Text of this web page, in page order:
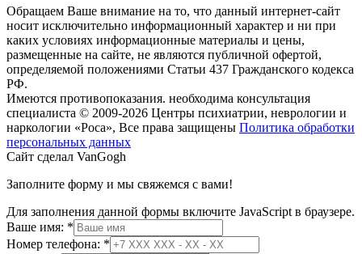
Обращаем Ваше внимание на то, что данный интернет-сайт
носит исключительно информационный характер и ни при
каких условиях информационные материалы и цены,
размещенные на сайте, не являются публичной офертой,
определяемой положениями Статьи 437 Гражданского кодекса
РФ.
Имеются противопоказания. необходима консультация
специалиста © 2009-2026 Центры психиатрии, неврологии и
наркологии «Роса», Все права защищены Политика обработки
персональных данных
Сайт сделал VanGogh
Заполните форму и мы свяжемся с вами!
Для заполнения данной формы включите JavaScript в браузере.
Ваше имя: *
телефона:
Номер телефона: *